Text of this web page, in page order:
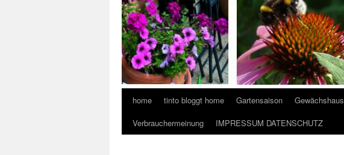
home tinto bloggt home Gartensaison Gewächshaus
Verbrauchermeinung
IMPRESSUM DATENSCHUTZ